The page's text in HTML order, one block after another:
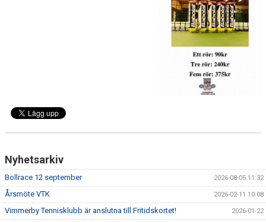
Nyhetsarkiv
Bollrace 12 september 2026-08-05 11:32
Årsmöte VTK 2026-02-11 10:08
Vimmerby Tennisklubb är anslutna till Fritidskortet! 2026-01-22